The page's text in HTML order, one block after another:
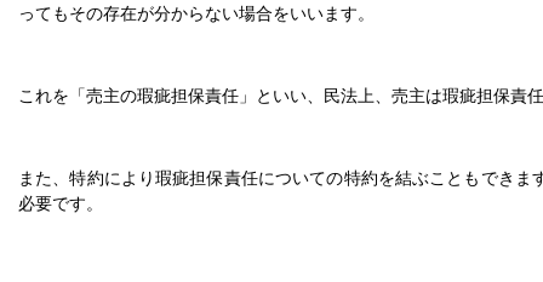
ってもその存在が分からない場合をいいます。
これを「売主の瑕疵担保責任」といい、民法上、売主は瑕疵担保責
また、特約により瑕疵担保責任についての特約を結ぶこともできま
必要です。